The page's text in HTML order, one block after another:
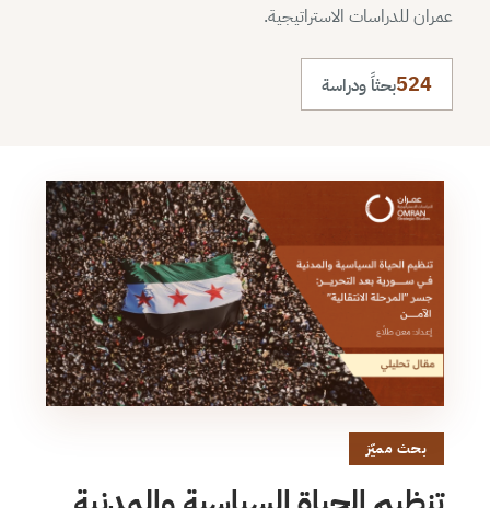
عمران للدراسات الاستراتيجية.
524بحثاً ودراسة
بحث مميّز